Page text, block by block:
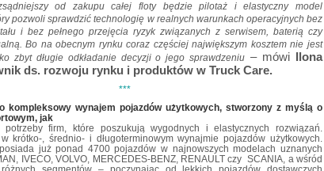
od zakupu całej floty będzie pilotaż i elastyczny model
pozwoli sprawdzić technologię w realnych warunkach operacyjnych bez
i bez pełnego przejęcia ryzyk związanych z serwisem, baterią czy
Bo na obecnym rynku coraz częściej największym kosztem nie jest
zbyt długie odkładanie decyzji o jego sprawdzeniu – mówi Ilona
ds. rozwoju rynku i produktów w Truck Care.
***
kompleksowy wynajem pojazdów użytkowych, stworzony z myślą o
jak
potrzeby firm, które poszukują wygodnych i elastycznych rozwiązań.
krótko-, średnio- i długoterminowym wynajmie pojazdów użytkowych.
już ponad 4700 pojazdów w najnowszych modelach uznanych
IVECO, VOLVO, MERCEDES-BENZ, RENAULT czy SCANIA, a wśród